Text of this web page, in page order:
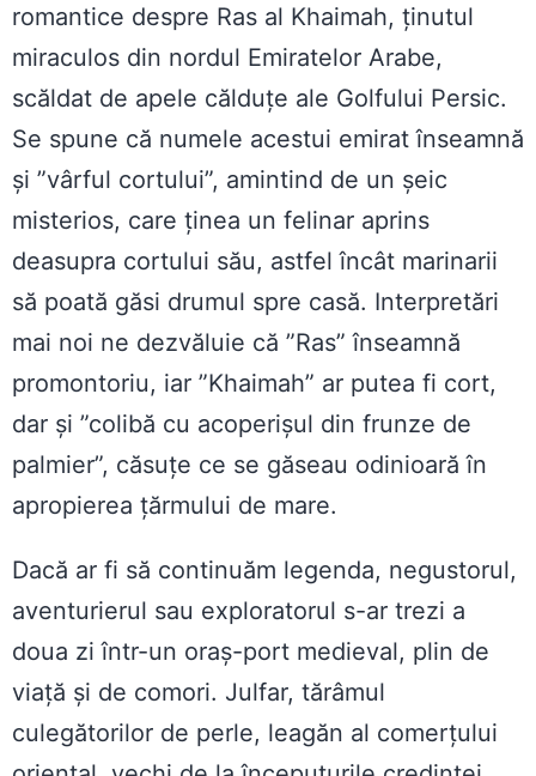
romantice despre Ras al Khaimah, ținutul
miraculos din nordul Emiratelor Arabe,
scăldat de apele călduțe ale Golfului Persic.
Se spune că numele acestui emirat înseamnă
și ”vârful cortului”, amintind de un șeic
misterios, care ținea un felinar aprins
deasupra cortului său, astfel încât marinarii
să poată găsi drumul spre casă. Interpretări
mai noi ne dezvăluie că ”Ras” înseamnă
promontoriu, iar ”Khaimah” ar putea fi cort,
dar și ”colibă cu acoperișul din frunze de
palmier”, căsuțe ce se găseau odinioară în
apropierea țărmului de mare.
Dacă ar fi să continuăm legenda, negustorul,
aventurierul sau exploratorul s-ar trezi a
doua zi într-un oraș-port medieval, plin de
viață și de comori. Julfar, tărâmul
culegătorilor de perle, leagăn al comerțului